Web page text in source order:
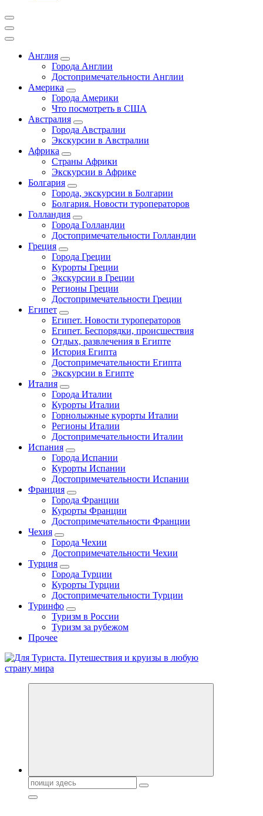
Англия
Города Англии
Достопримечательности Англии
Америка
Города Америки
Что посмотреть в США
Австралия
Города Австралии
Экскурсии в Австралии
Африка
Страны Африки
Экскурсии в Африке
Болгария
Города, экскурсии в Болгарии
Болгария. Новости туроператоров
Голландия
Города Голландии
Достопримечательности Голландии
Греция
Города Греции
Курорты Греции
Экскурсии в Греции
Регионы Греции
Достопримечательности Греции
Египет
Египет. Новости туроператоров
Египет. Беспорядки, происшествия
Отдых, развлечения в Египте
История Египта
Достопримечательности Египта
Экскурсии в Египте
Италия
Города Италии
Курорты Италии
Горнолыжные курорты Италии
Регионы Италии
Достопримечательности Италии
Испания
Города Испании
Курорты Испании
Достопримечательности Испании
Франция
Города Франции
Курорты Франции
Достопримечательности Франции
Чехия
Города Чехии
Достопримечательности Чехии
Турция
Города Турции
Курорты Турции
Достопримечательности Турции
Туринфо
Туризм в России
Туризм за рубежом
Прочее
Новости туризма, куда поехать на отдых, где провести отпуск.
Поиск: